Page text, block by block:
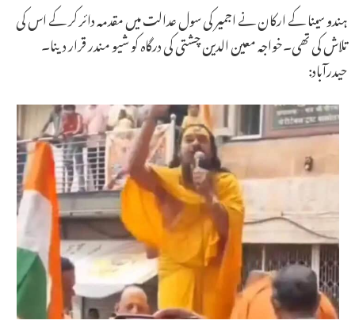
ہندو سینا کے ارکان نے اجمیر کی سول عدالت میں مقدمہ دائر کر کے اس کی
تلاش کی تھی۔خواجہ معین الدین چشتی کی درگاہ کو شیو مندر قرار دینا۔
حیدرآباد: